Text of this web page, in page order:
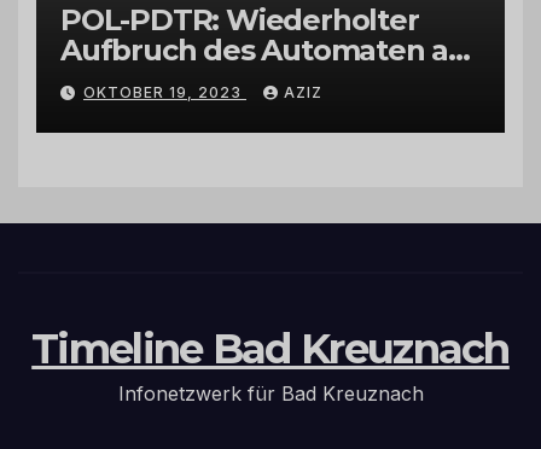
POL-PDTR: Wiederholter
Aufbruch des Automaten am
Wohnmobilstellplatz in
Hermeskeil am Labachweg
OKTOBER 19, 2023 AZIZ
Timeline Bad Kreuznach
Infonetzwerk für Bad Kreuznach